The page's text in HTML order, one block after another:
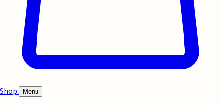
Shop Menu